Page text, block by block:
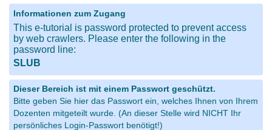
Informationen zum Zugang
This e-tutorial is password protected to prevent access
by web crawlers. Please enter the following in the
password line:
SLUB
Dieser Bereich ist mit einem Passwort geschützt.
Bitte geben Sie hier das Passwort ein, welches Ihnen von Ihrem
Dozenten mitgeteilt wurde. (An dieser Stelle wird NICHT Ihr
persönliches Login-Passwort benötigt!)